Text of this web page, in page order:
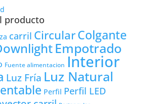
producto
carril CircularColgante
Empotrado
Fuente alimentacion Interior
Luz Fría Luz Natural
Perfil Perfil LED